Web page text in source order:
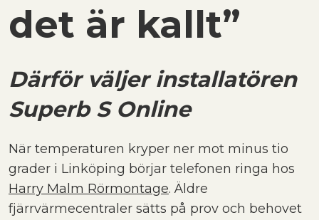
det är kallt”
Därför väljer installatören
Superb S Online
När temperaturen kryper ner mot minus tio
grader i Linköping börjar telefonen ringa hos
Harry Malm Rörmontage. Äldre
fjärrvärmecentraler sätts på prov och behovet